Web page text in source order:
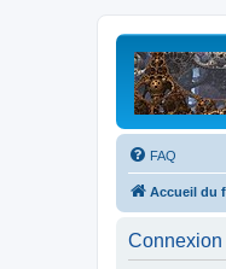
FAQ
Accueil du
Connexion